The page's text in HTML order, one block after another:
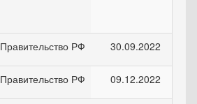
Правительство РФ 30.09.2022
Правительство РФ 09.12.2022